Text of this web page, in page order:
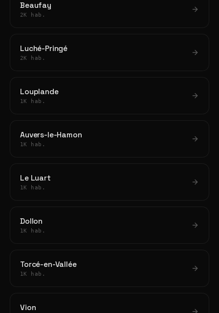
Beaufay
2K hab.
Luché-Pringé
2K hab.
Louplande
1K hab.
Auvers-le-Hamon
1K hab.
Le Luart
1K hab.
Dollon
1K hab.
Torcé-en-Vallée
1K hab.
Vion